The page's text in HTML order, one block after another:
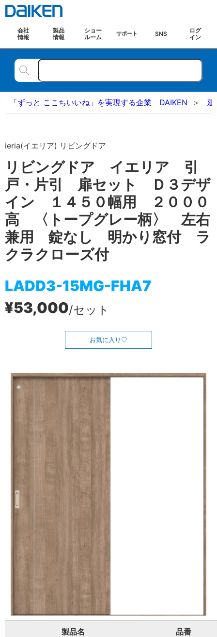
会社
情報
製品
情報
ショー
ルーム
サポート SNS
ログ
イン
「ずっと ここちいいね」を実現する企業 DAIKEN 建
ieria(イエリア) リビングドア
リビングドア イエリア 引
戸・片引 扉セット Ｄ３デザ
イン １４５０幅用 ２０００
高 〈トープグレー柄〉 左右
兼用 錠なし 明かり窓付 ラ
クラクローズ付
LADD3-15MG-FHA7
¥53,000/セット
お気に入り
製品名 品番